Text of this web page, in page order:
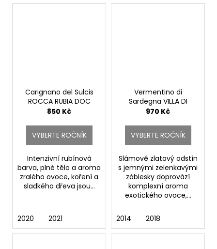
Carignano del Sulcis
ROCCA RUBIA DOC
Riserva.
850 Kč
VYBERTE ROČNÍK
Intenzivní rubínová
barva, plné tělo a aroma
zralého ovoce, koření a
sladkého dřeva jsou...
2020 2021
Vermentino di
Sardegna VILLA DI
CHIESA DOC.
970 Kč
VYBERTE ROČNÍK
Slámově zlatavý odstín
s jemnými zelenkavými
záblesky doprovází
komplexní aroma
exotického ovoce,...
2014 2018